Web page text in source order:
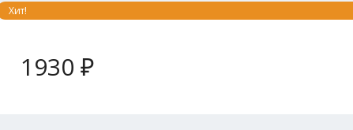
Хит!
1930 ₽